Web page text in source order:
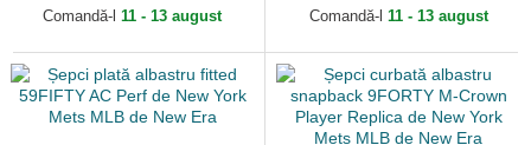
EraComandă-l 11 - 13 august
EraComandă-l 11 - 13 august